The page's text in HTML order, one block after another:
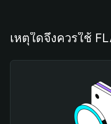
เหตุใดจึงควรใช้